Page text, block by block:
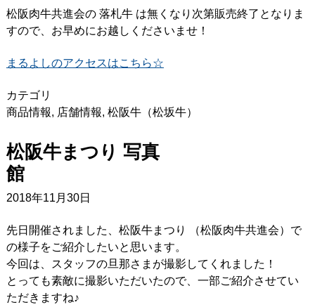
松阪肉牛共進会の 落札牛 は無くなり次第販売終了となりま
すので、お早めにお越しくださいませ！
まるよしのアクセスはこちら☆
カテゴリ
商品情報, 店舗情報, 松阪牛（松坂牛）
松阪牛まつり 写真
2018年11月30日
先日開催されました、松阪牛まつり （松阪肉牛共進会）で
の様子をご紹介したいと思います。
今回は、スタッフの旦那さまが撮影してくれました！
とっても素敵に撮影いただいたので、一部ご紹介させてい
ただきますね♪